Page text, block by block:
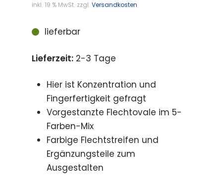
inkl. 19 % MwSt. zzgl. Versandkosten
lieferbar
Lieferzeit: 2-3 Tage
Hier ist Konzentration und
Fingerfertigkeit gefragt
Vorgestanzte Flechtovale im 5-
Farben-Mix
Farbige Flechtstreifen und
Ergänzungsteile zum
Ausgestalten